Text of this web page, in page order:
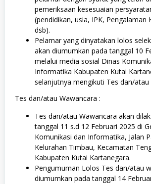
pemeriksaan kesesuaian
(pendidikan, usia, IPK, Pengalaman
dsb).
Pelamar yang dinyatakan lolos
akan diumumkan pada tanggal 10
melalui media sosial Dinas
Informatika Kabupaten Kutai
selanjutnya mengikuti Tes dan/atau
Tes dan/atau Wawancara :
Tes dan/atau Wawancara akan
tanggal 11 s.d 12 Februari 2025 di
Komunikasi dan Informatika, Jalan
Kelurahan Timbau, Kecamatan
Kabupaten Kutai Kartanegara.
Pengumuman Lolos Tes dan/atau
diumumkan pada tanggal 14